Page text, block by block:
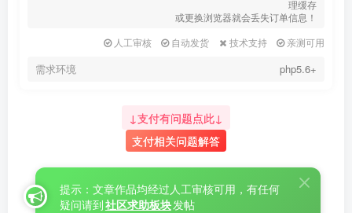
理缓存
或更换浏览器就会丢失订单信息！
人工审核
自动发货 技术支持 亲测可用
需求环境 php5.6+
↓支付有问题点此↓
支付相关问题解答
提示：文章作品均经过人工审核可用，有任何
疑问请到社区求助板块发帖